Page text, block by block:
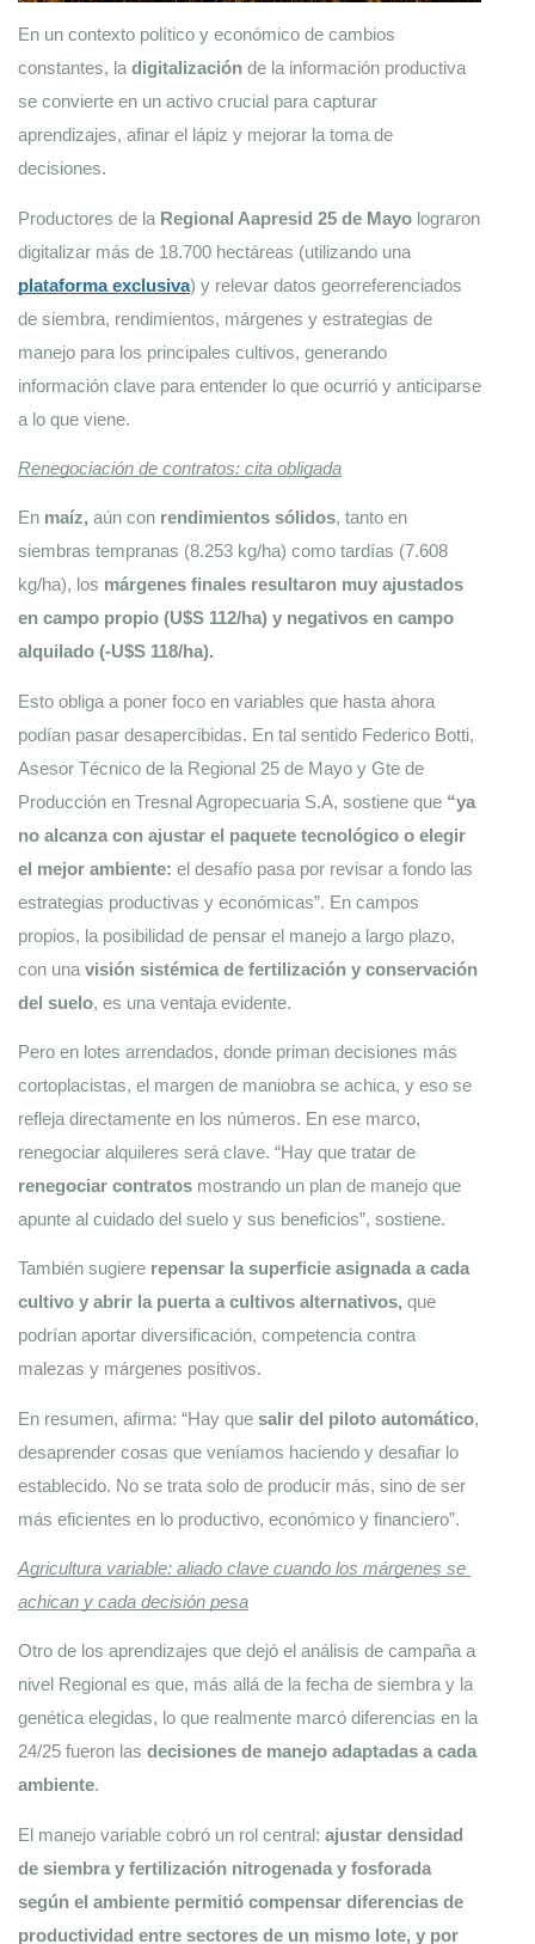
En un contexto político y económico de cambios
constantes, la digitalización de la información productiva
se convierte en un activo crucial para capturar
aprendizajes, afinar el lápiz y mejorar la toma de
decisiones.
Productores de la Regional Aapresid 25 de Mayo lograron
plataforma exclusiva) y relevar datos georreferenciados
de siembra, rendimientos, márgenes y estrategias de
manejo para los principales cultivos, generando
información clave para entender lo que ocurrió y anticiparse
a lo que viene.
Renegociación de contratos: cita obligada
En maíz, aún con rendimientos sólidos, tanto en
siembras tempranas (8.253 kg/ha) como tardías (7.608
kg/ha), los márgenes finales resultaron muy ajustados
en campo propio (U$S 112/ha) y negativos en campo
alquilado (-U$S 118/ha).
Esto obliga a poner foco en variables que hasta ahora
podían pasar desapercibidas. En tal sentido Federico Botti,
Asesor Técnico de la Regional 25 de Mayo y Gte de
Producción en Tresnal Agropecuaria S.A, sostiene que “ya
no alcanza con ajustar el paquete tecnológico o elegir
el mejor ambiente: el desafío pasa por revisar a fondo las
estrategias productivas y económicas”. En campos
propios, la posibilidad de pensar el manejo a largo plazo,
con una visión sistémica de fertilización y conservación
del suelo, es una ventaja evidente.
Pero en lotes arrendados, donde priman decisiones más
cortoplacistas, el margen de maniobra se achica, y eso se
refleja directamente en los números. En ese marco,
renegociar alquileres será clave. “Hay que tratar de
renegociar contratos mostrando un plan de manejo que
apunte al cuidado del suelo y sus beneficios”, sostiene.
También sugiere repensar la superficie asignada a cada
cultivo y abrir la puerta a cultivos alternativos, que
podrían aportar diversificación, competencia contra
malezas y márgenes positivos.
En resumen, afirma: “Hay que salir del piloto automático,
desaprender cosas que veníamos haciendo y desafiar lo
establecido. No se trata solo de producir más, sino de ser
más eficientes en lo productivo, económico y financiero”.
Agricultura variable: aliado clave cuando los márgenes se
achican y cada decisión pesa
Otro de los aprendizajes que dejó el análisis de campaña a
nivel Regional es que, más allá de la fecha de siembra y la
genética elegidas, lo que realmente marcó diferencias en la
24/25 fueron las decisiones de manejo adaptadas a cada
ambiente.
El manejo variable cobró un rol central: ajustar densidad
de siembra y fertilización nitrogenada y fosforada
según el ambiente permitió compensar diferencias de
productividad entre sectores de un mismo lote, y por